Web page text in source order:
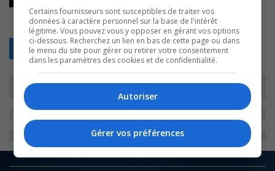
Retour
Certains fournisseurs sont susceptibles de traiter vos
données à caractère personnel sur la base de l'intérêt
légitime. Vous pouvez vous y opposer en gérant vos options
ci-dessous. Recherchez un lien en bas de cette page ou dans
le menu du site pour gérer ou retirer votre consentement
dans les paramètres des cookies et de confidentialité.
Autoriser
Gérer vos préférences